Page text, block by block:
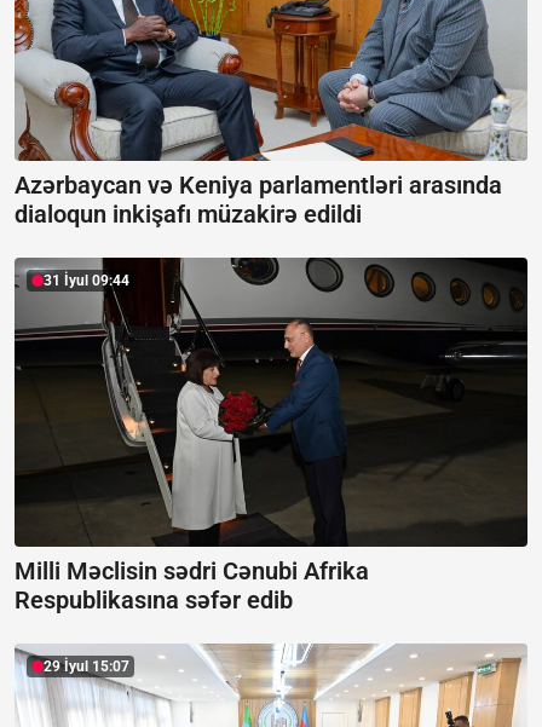
Azərbaycan və Keniya parlamentləri arasında
dialoqun inkişafı müzakirə edildi
31 İyul 09:44
Milli Məclisin sədri Cənubi Afrika
Respublikasına səfər edib
29 İyul 15:07